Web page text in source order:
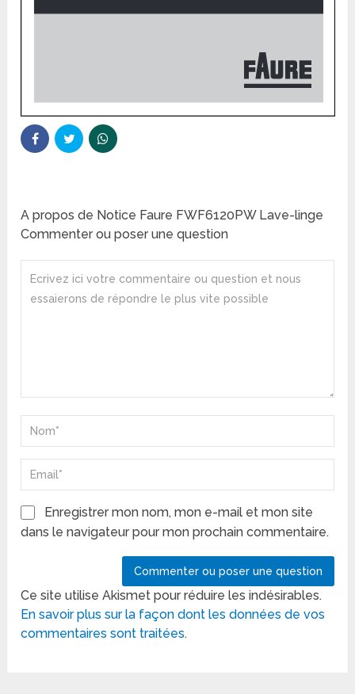
A propos de Notice Faure FWF6120PW Lave-linge
Commenter ou poser une question
Enregistrer mon nom, mon e-mail et mon site
dans le navigateur pour mon prochain commentaire.
Ce site utilise Akismet pour réduire les indésirables.
En savoir plus sur la façon dont les données de vos
commentaires sont traitées.